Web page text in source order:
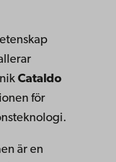
Cataldo
för
är en